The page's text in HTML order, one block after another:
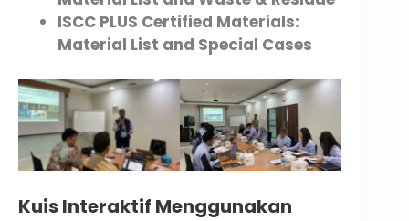
ISCC PLUS Certified Materials:
Material List and Special Cases
Kuis Interaktif Menggunakan